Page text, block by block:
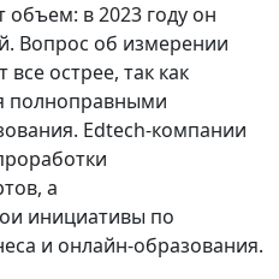
в 2023 году он
Вопрос об измерении
все острее, так как
полноправными
Edtech-компании
а
инициативы по
и онлайн-образования.